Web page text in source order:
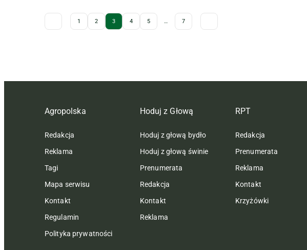
Archive Pagination
1 2 3 4 5 … 7
Agropolska
Redakcja
Reklama
Tagi
Mapa serwisu
Kontakt
Regulamin
Polityka prywatności
Hoduj z Głową
Hoduj z głową bydło
Hoduj z głową świnie
Prenumerata
Redakcja
Kontakt
Reklama
RPT
Redakcja
Prenumerata
Reklama
Kontakt
Krzyżówki